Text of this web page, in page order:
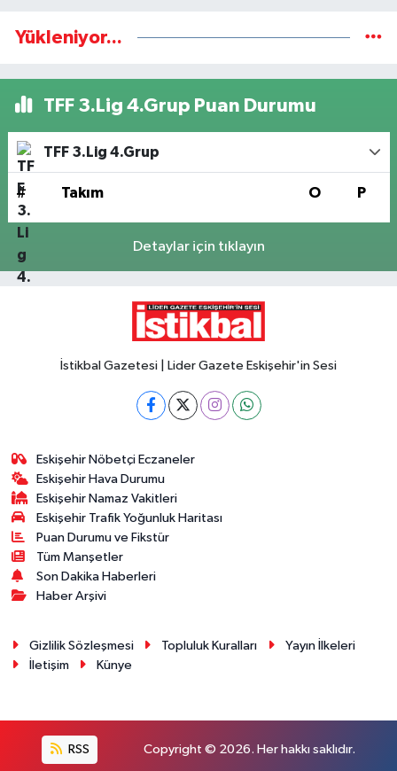
Yükleniyor...
TFF 3.Lig 4.Grup Puan Durumu
TFF 3.Lig 4.Grup
# Takım O P
Detaylar için tıklayın
İstikbal Gazetesi | Lider Gazete Eskişehir'in Sesi
Eskişehir Nöbetçi Eczaneler
Eskişehir Hava Durumu
Eskişehir Namaz Vakitleri
Eskişehir Trafik Yoğunluk Haritası
Puan Durumu ve Fikstür
Tüm Manşetler
Son Dakika Haberleri
Haber Arşivi
Gizlilik Sözleşmesi Topluluk Kuralları
Yayın İlkeleri
İletişim
Künye
RSS Copyright © 2026. Her hakkı saklıdır.